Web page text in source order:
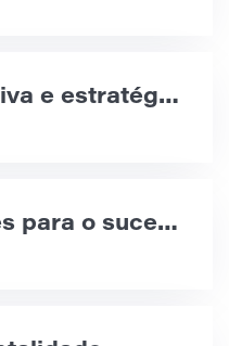
Avaliação formativa e estratégias de feedback
Micro-habilidades para o sucesso acadêmico